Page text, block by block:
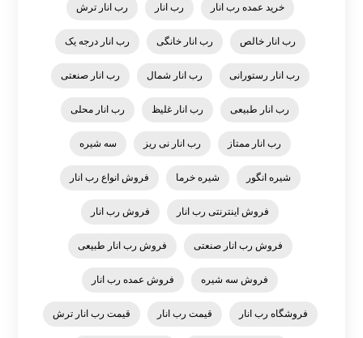
خرید عمده رب انار رب انار رب انار ترش
رب انار خالص رب انار خانگی رب انار درجه یک
رب انار رستورانی رب انار شمال رب انار صنعتی
رب انار طبیعی رب انار غلیظ رب انار محلی
رب انار ممتاز رب انار نی ریز سه شیره
شیره انگور شیره خرما فروش انواع رب انار
فروش اینترنتی رب انار فروش رب انار
فروش رب انار صنعتی فروش رب انار طبیعی
فروش سه شیره فروش عمده رب انار
فروشگاه رب انار قیمت رب انار قیمت رب انار ترش